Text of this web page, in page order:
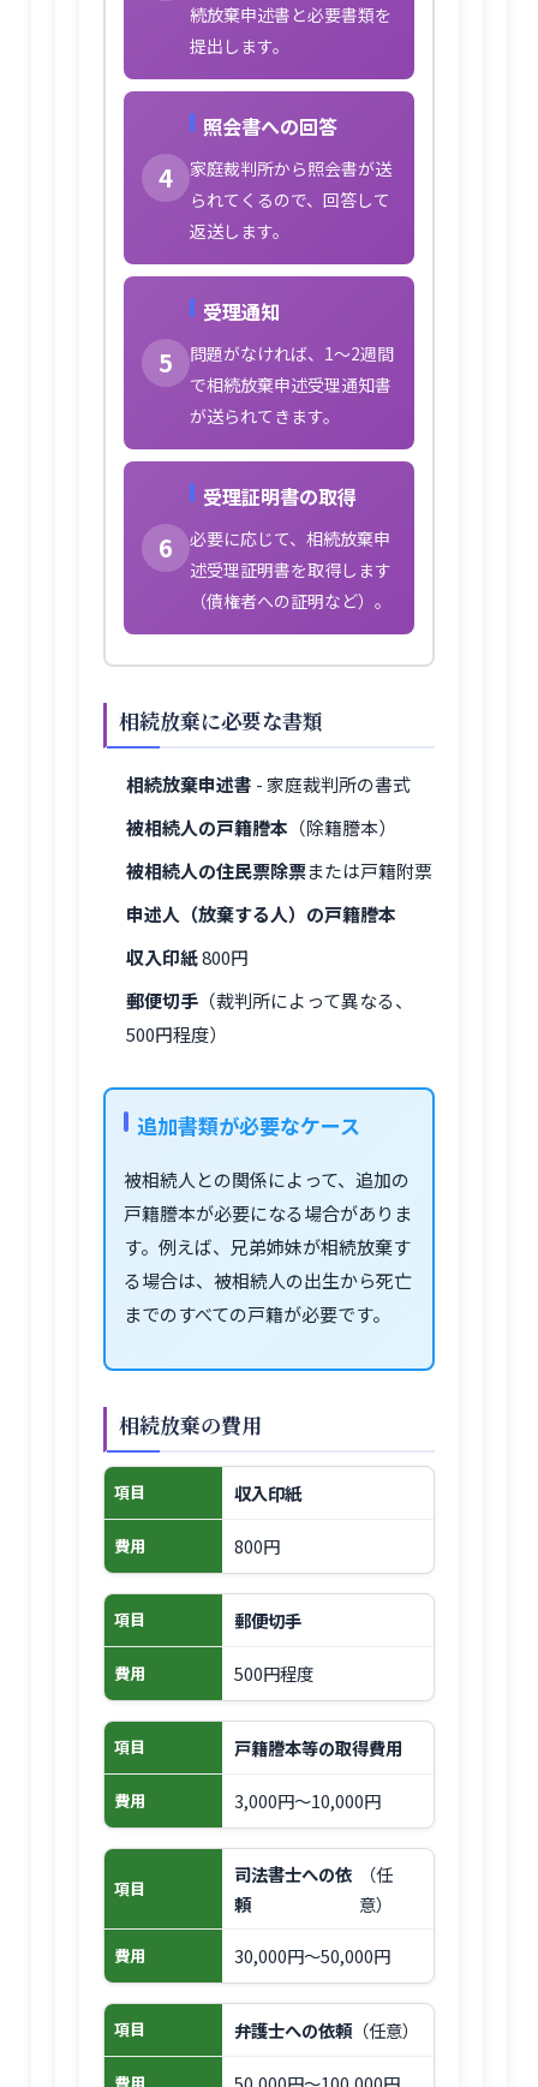
続放棄申述書と必要書類を
提出します。
4
照会書への回答
家庭裁判所から照会書が送
られてくるので、回答して
返送します。
5
受理通知
問題がなければ、1〜2週間
で相続放棄申述受理通知書
が送られてきます。
6
受理証明書の取得
必要に応じて、相続放棄申
述受理証明書を取得します
（債権者への証明など）。
相続放棄に必要な書類
相続放棄申述書 - 家庭裁判所の書式
被相続人の戸籍謄本 （除籍謄本）
被相続人の住民票除票または戸籍附票
申述人（放棄する人）の戸籍謄本
収入印紙800円
郵便切手 （裁判所によって異なる、
500円程度）
追加書類が必要なケース
被相続人との関係によって、追加の
戸籍謄本が必要になる場合がありま
す。例えば、兄弟姉妹が相続放棄す
る場合は、被相続人の出生から死亡
までのすべての戸籍が必要です。
相続放棄の費用
項目 収入印紙
費用 800円
項目 郵便切手
費用 500円程度
項目 戸籍謄本等の取得費用
費用 3,000円〜10,000円
項目
司法書士への依
頼
（任
意）
費用 30,000円〜50,000円
項目 弁護士への依頼（任意）